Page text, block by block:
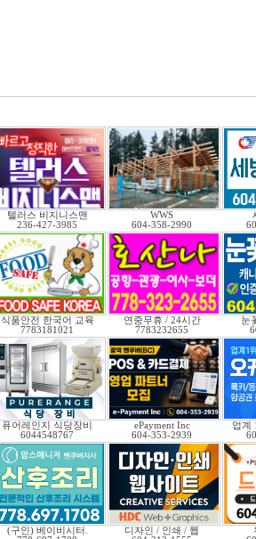
텔러스 비지니스맨
236-427-3985
WWS
604-358-2990
식품안전 한국어 교육
7783181021
연중무휴 / 24시간
7783232655
눈
퓨어레인지 식당장비
6044548767
ePayment Inc
604-353-2939
업계
(구인) 베이비시터.
디자인 / 인쇄 / 웹